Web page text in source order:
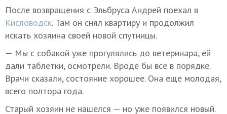
После возвращения с Эльбруса Андрей поехал в
Кисловодск. Там он снял квартиру и продолжил
искать хозяина своей новой спутницы.
— Мы с собакой уже прогулялись до ветеринара, ей
дали таблетки, осмотрели. Вроде бы все в порядке.
Врачи сказали, состояние хорошее. Она еще молодая,
всего полтора года.
Старый хозяин не нашелся — но уже появился новый.